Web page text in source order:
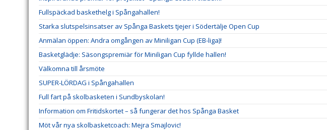
Fullspäckad baskethelg i Spångahallen!
Starka slutspelsinsatser av Spånga Baskets tjejer i Södertälje Open Cup
Anmälan öppen: Andra omgången av Miniligan Cup (EB-liga)!
Basketglädje: Säsongspremiär för Miniligan Cup fyllde hallen!
Välkomna till årsmöte
SUPER-LÖRDAG i Spångahallen
Full fart på skolbasketen i Sundbyskolan!
Information om Fritidskortet – så fungerar det hos Spånga Basket
Möt vår nya skolbasketcoach: Mejra Smajlovic!